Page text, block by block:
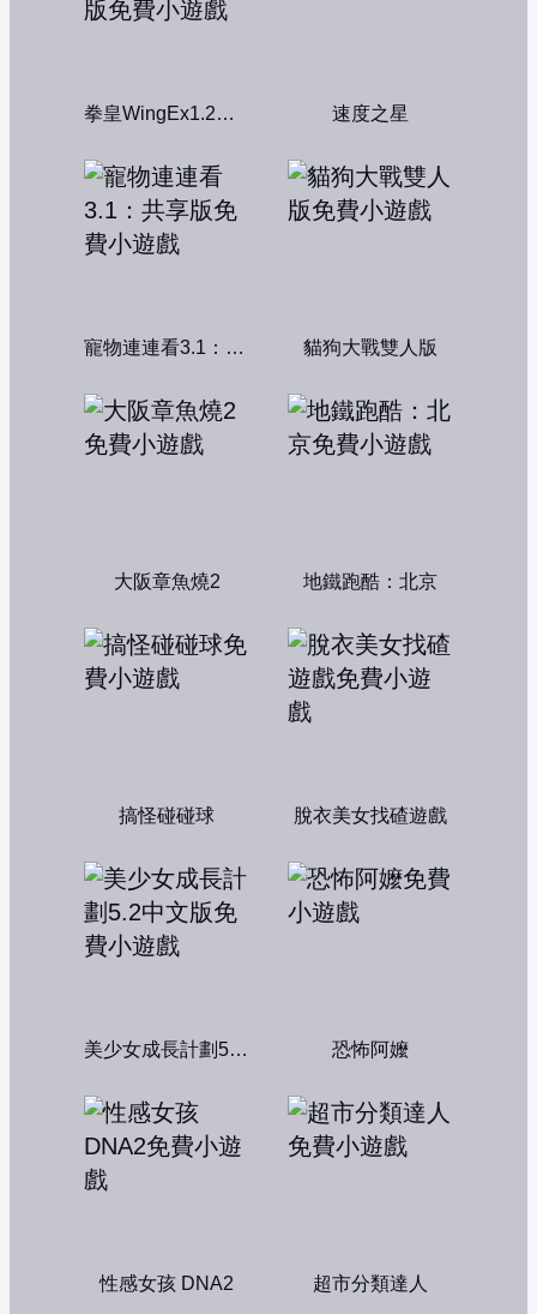
拳皇WingEx1.2雙人版 速度之星
寵物連連看3.1：共享版 貓狗大戰雙人版
大阪章魚燒2 地鐵跑酷：北京
搞怪碰碰球 脫衣美女找碴遊戲
美少女成長計劃5.2中文版 恐怖阿嬤
性感女孩 DNA2 超市分類達人